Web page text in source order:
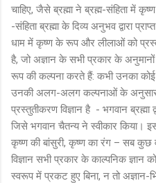
चाहिए, जैसे ब्रह्मा ने ब्रह्म-संहिता में
-संहिता ब्रह्मा के दिव्य अनुभव द्वारा
धाम में कृष्ण के रूप और लीलाओं को
है, जो अज्ञान के सभी प्रकार के
रूप की कल्पना करते हैं: कभी उनका कोई
उनकी अलग-अलग कल्पनाओं के
प्रस्तुतीकरण विज्ञान है - भगवान ब्रह्मा
जिसे भगवान चैतन्य ने स्वीकार किया।
कृष्ण की बांसुरी, कृष्ण का रंग – सब कुछ
विज्ञान सभी प्रकार के काल्पनिक
स्वरूप में प्रकट हुए बिना, न तो अज्ञान-